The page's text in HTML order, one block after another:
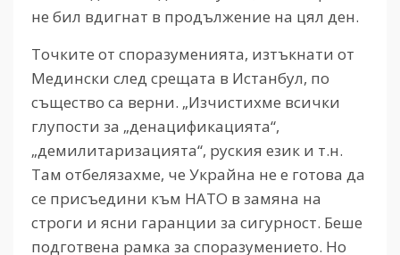
не бил вдигнат в продължение на цял ден.
Точките от споразуменията, изтъкнати от
Медински след срещата в Истанбул, по
същество са верни. „Изчистихме всички
глупости за „денацификацията“,
„демилитаризацията“, руския език и т.н.
Там отбелязахме, че Украйна не е готова да
се присъедини към НАТО в замяна на
строги и ясни гаранции за сигурност. Беше
подготвена рамка за споразумението. Но